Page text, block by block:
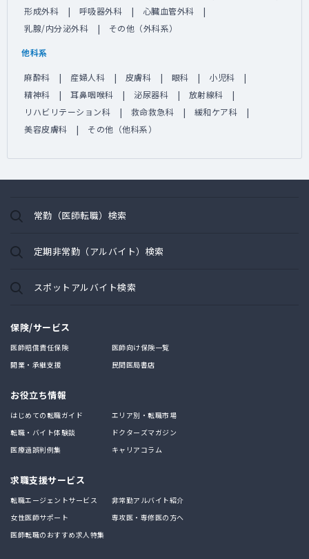
形成外科
呼吸器外科
心臓血管外科
乳腺/内分泌外科
その他（外科系）
他科系
麻酔科 産婦人科 皮膚科 眼科
小児科
精神科
耳鼻咽喉科 泌尿器科
放射線科
リハビリテーション科
救命救急科
緩和ケア科
美容皮膚科
その他（他科系）
常勤（医師転職）検索
定期非常勤（アルバイト）検索
スポットアルバイト検索
保険/サービス
医師賠償責任保険
医師向け保険一覧
開業・承継支援
民間医局書店
お役立ち情報
はじめての転職ガイド
エリア別・転職市場
転職・バイト体験談
ドクターズマガジン
医療過誤判例集
キャリアコラム
求職支援サービス
転職エージェントサービス
非常勤アルバイト紹介
女性医師サポート
専攻医・専修医の方へ
医師転職のおすすめ求人特集